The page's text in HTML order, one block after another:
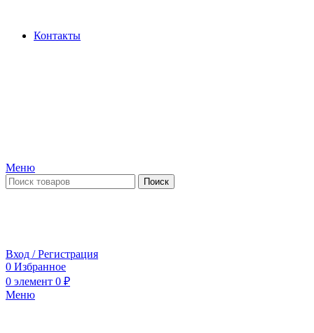
Контакты
Меню
Поиск
Вход / Регистрация
0 Избранное
0 элемент 0 ₽
Меню